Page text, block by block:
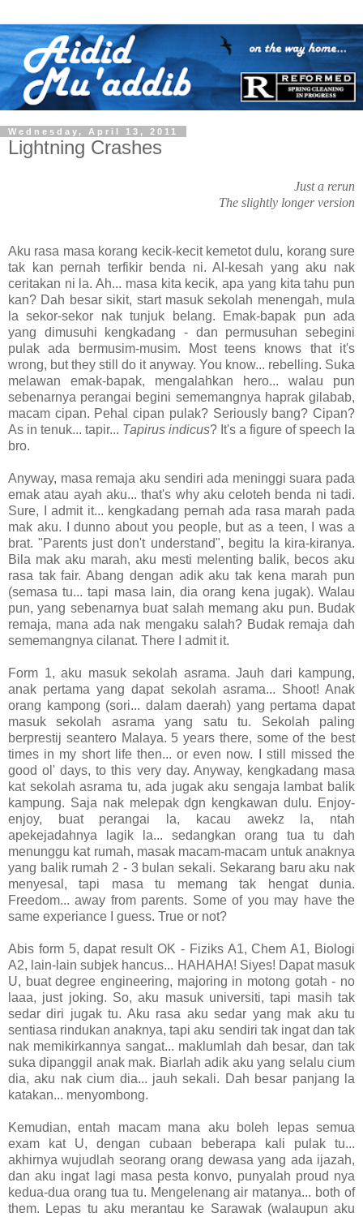
Wednesday, April 13, 2011
Lightning Crashes
Just a rerun
The slightly longer version
Aku rasa masa korang kecik-kecit kemetot dulu, korang sure
tak kan pernah terfikir benda ni. Al-kesah yang aku nak
ceritakan ni la. Ah... masa kita kecik, apa yang kita tahu pun
kan? Dah besar sikit, start masuk sekolah menengah, mula
la sekor-sekor nak tunjuk belang. Emak-bapak pun ada
yang dimusuhi kengkadang - dan permusuhan sebegini
pulak ada bermusim-musim. Most teens knows that it's
wrong, but they still do it anyway. You know... rebelling. Suka
melawan emak-bapak, mengalahkan hero... walau pun
sebenarnya perangai begini sememangnya haprak gilabab,
macam cipan. Pehal cipan pulak? Seriously bang? Cipan?
As in tenuk... tapir... Tapirus indicus? It's a figure of speech la
bro.
Anyway, masa remaja aku sendiri ada meninggi suara pada
emak atau ayah aku... that's why aku celoteh benda ni tadi.
Sure, I admit it... kengkadang pernah ada rasa marah pada
mak aku. I dunno about you people, but as a teen, I was a
brat. "Parents just don't understand", begitu la kira-kiranya.
Bila mak aku marah, aku mesti melenting balik, becos aku
rasa tak fair. Abang dengan adik aku tak kena marah pun
(semasa tu... tapi masa lain, dia orang kena jugak). Walau
pun, yang sebenarnya buat salah memang aku pun. Budak
remaja, mana ada nak mengaku salah? Budak remaja dah
sememangnya cilanat. There I admit it.
Form 1, aku masuk sekolah asrama. Jauh dari kampung,
anak pertama yang dapat sekolah asrama... Shoot! Anak
orang kampong (sori... dalam daerah) yang pertama dapat
masuk sekolah asrama yang satu tu. Sekolah paling
berprestij seantero Malaya. 5 years there, some of the best
times in my short life then... or even now. I still missed the
good ol' days, to this very day. Anyway, kengkadang masa
kat sekolah asrama tu, ada jugak aku sengaja lambat balik
kampung. Saja nak melepak dgn kengkawan dulu. Enjoy-
enjoy, buat perangai la, kacau awekz la, ntah
apekejadahnya lagik la... sedangkan orang tua tu dah
menunggu kat rumah, masak macam-macam untuk anaknya
yang balik rumah 2 - 3 bulan sekali. Sekarang baru aku nak
menyesal, tapi masa tu memang tak hengat dunia.
Freedom... away from parents. Some of you may have the
same experiance I guess. True or not?
Abis form 5, dapat result OK - Fiziks A1, Chem A1, Biologi
A2, lain-lain subjek hancus... HAHAHA! Siyes! Dapat masuk
U, buat degree engineering, majoring in motong gotah - no
laaa, just joking. So, aku masuk universiti, tapi masih tak
sedar diri jugak tu. Aku rasa aku sedar yang mak aku tu
sentiasa rindukan anaknya, tapi aku sendiri tak ingat dan tak
nak memikirkannya sangat... maklumlah dah besar, dan tak
suka dipanggil anak mak. Biarlah adik aku yang selalu cium
dia, aku nak cium dia... jauh sekali. Dah besar panjang la
katakan... menyombong.
Kemudian, entah macam mana aku boleh lepas semua
exam kat U, dengan cubaan beberapa kali pulak tu...
akhirnya wujudlah seorang orang dewasa yang ada ijazah,
dan aku ingat lagi masa pesta konvo, punyalah proud nya
kedua-dua orang tua tu. Mengelenang air matanya... both of
them. Lepas tu aku merantau ke Sarawak (walaupun aku